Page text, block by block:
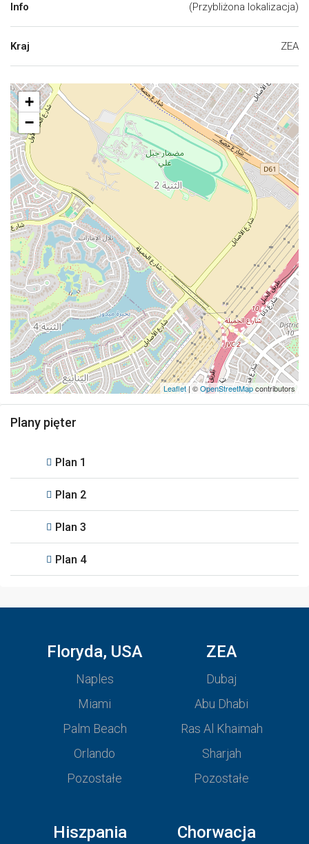
Info (Przybliżona lokalizacja)
Kraj ZEA
+
−
Leaflet| ©OpenStreetMapcontributors
Plany pięter
Plan 1
Plan 2
Plan 3
Plan 4
Floryda, USA
Naples
Miami
Palm Beach
Orlando
Pozostałe
ZEA
Dubaj
Abu Dhabi
Ras Al Khaimah
Sharjah
Pozostałe
Hiszpania Chorwacja